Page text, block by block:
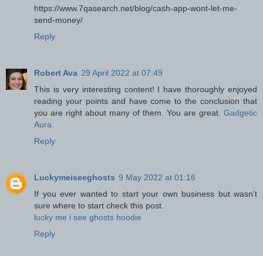
https://www.7qasearch.net/blog/cash-app-wont-let-me-
send-money/
Reply
Robert Ava 29 April 2022 at 07:49
This is very interesting content! I have thoroughly enjoyed
reading your points and have come to the conclusion that
you are right about many of them. You are great. Gadgetic
Aura
Reply
Luckymeiseeghosts 9 May 2022 at 01:16
If you ever wanted to start your own business but wasn’t
sure where to start check this post.
lucky me i see ghosts hoodie
Reply